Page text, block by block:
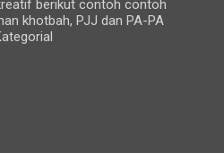
berikut contoh contoh
khotbah, PJJ dan PA-PA